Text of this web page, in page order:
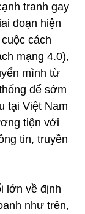
tranh gay
đoạn hiện
cách
mạng 4.0),
mình từ
để sớm
tại Việt Nam
tiện với
tin, truyền
lớn về định
như trên,